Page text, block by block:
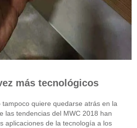
más tecnológicos
quiere quedarse atrás en la
las tendencias del MWC 2018 han
aplicaciones de la tecnología a los